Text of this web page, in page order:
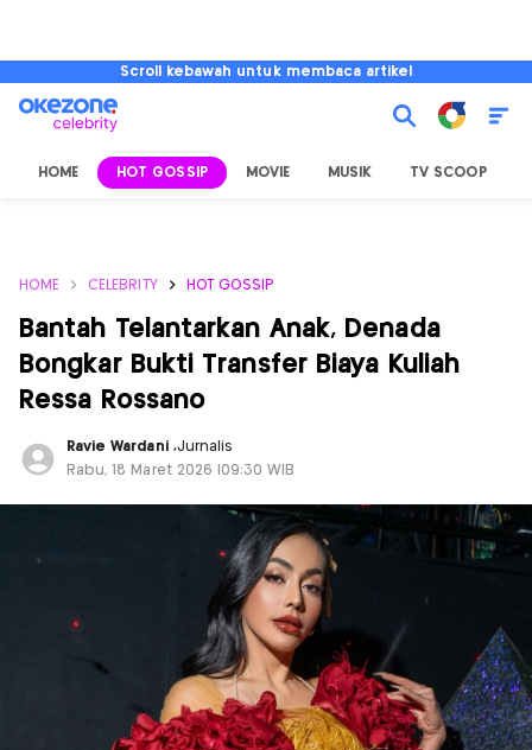
Scroll kebawah untuk membaca artikel
HOME HOT GOSSIP MOVIE MUSIK TV SCOOP
HOME CELEBRITY HOT GOSSIP
Bantah Telantarkan Anak, Denada
Bongkar Bukti Transfer Biaya Kuliah
Ressa Rossano
Ravie Wardani ,Jurnalis
Rabu, 18 Maret 2026 |09:30 WIB